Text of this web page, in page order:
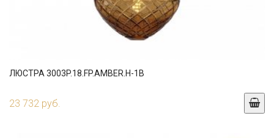
ЛЮСТРА 3003P.18.FP.AMBER.H-1B
23 732 руб.